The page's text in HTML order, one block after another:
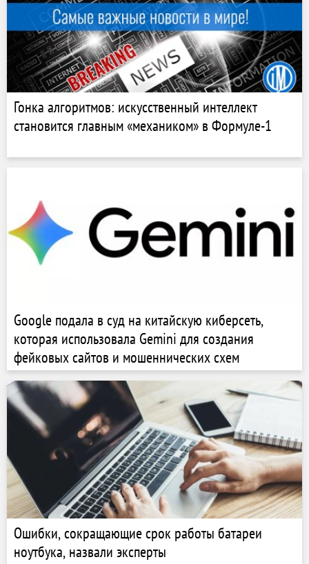
Гонка алгоритмов: искусственный интеллект
становится главным «механиком» в Формуле-1
Google подала в суд на китайскую киберсеть,
которая использовала Gemini для создания
фейковых сайтов и мошеннических схем
Ошибки, сокращающие срок работы батареи
ноутбука, назвали эксперты